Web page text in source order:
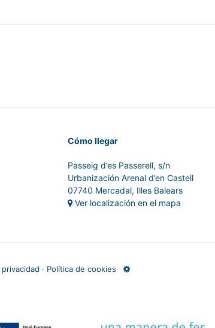
Cómo llegar
Passeig d’es Passerell, s/n
Urbanización Arenal d’en Castell
07740 Mercadal, Illes Balears
Ver localización en el mapa
· Política de cookies